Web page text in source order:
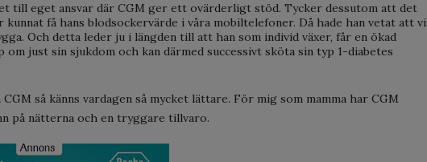
till eget ansvar där CGM ger ett ovärderligt stöd. Tycker dessutom att det
få hans blodsockervärde i våra mobiltelefoner. Då hade han vetat att vi
Och detta leder ju i längden till att han som individ växer, får en ökad
om just sin sjukdom och kan därmed successivt sköta sin typ 1-diabetes
CGM så känns vardagen så mycket lättare. För mig som mamma har CGM
på nätterna och en tryggare tillvaro.